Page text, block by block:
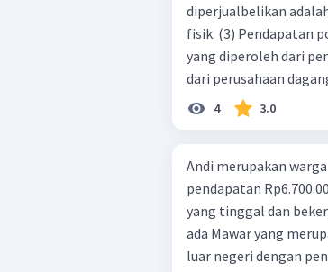
diperjualbelikan
fisik. (3) Pendapatan
yang diperoleh dari
dari perusahaan
d. 1 dan 2 e. 2 dan 4
4 3.0
Andi merupakan
pendapatan Rp6.700.000,00. Sementara Lula merupakan warga negara asing
yang tinggal dan bekerja di Indonesia dengan pendapatan
ada Mawar yang merupakan warga negara
luar negeri dengan